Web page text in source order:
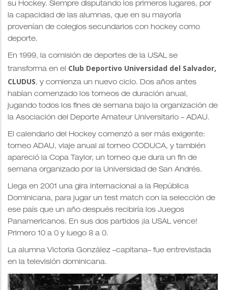
su Hockey. Siempre disputando los primeros lugares, por
la capacidad de las alumnas, que en su mayoría
provenían de colegios secundarios con hockey como
deporte.
En 1999, la comisión de deportes de la USAL se
transforma en el Club Deportivo Universidad del Salvador,
CLUDUS, y comienza un nuevo ciclo. Dos años antes
habían comenzado los torneos de duración anual,
jugando todos los fines de semana bajo la organización de
la Asociación del Deporte Amateur Universitario – ADAU.
El calendario del Hockey comenzó a ser más exigente:
torneo ADAU, viaje anual al torneo CODUCA, y también
apareció la Copa Taylor, un torneo que dura un fin de
semana organizado por la Universidad de San Andrés.
Llega en 2001 una gira internacional a la República
Dominicana, para jugar un test match con la selección de
ese país que un año después recibiría los Juegos
Panamericanos. En sus dos partidos ¡la USAL vence!
Primero 10 a 0 y luego 8 a 0.
La alumna Victoria González –capitana– fue entrevistada
en la televisión dominicana.